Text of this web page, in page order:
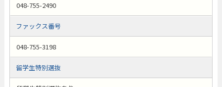
048-755-2490
ファックス番号
048-755-3198
留学生特別選抜